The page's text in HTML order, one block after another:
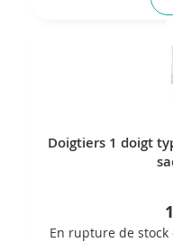
Doigtiers 1 doigt
En rupture de